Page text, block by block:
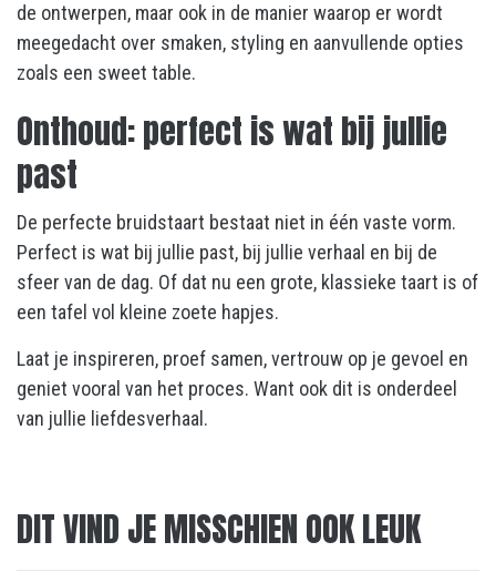
de ontwerpen, maar ook in de manier waarop er wordt
meegedacht over smaken, styling en aanvullende opties
zoals een sweet table.
Onthoud: perfect is wat bij jullie
past
De perfecte bruidstaart bestaat niet in één vaste vorm.
Perfect is wat bij jullie past, bij jullie verhaal en bij de
sfeer van de dag. Of dat nu een grote, klassieke taart is of
een tafel vol kleine zoete hapjes.
Laat je inspireren, proef samen, vertrouw op je gevoel en
geniet vooral van het proces. Want ook dit is onderdeel
van jullie liefdesverhaal.
DIT VIND JE MISSCHIEN OOK LEUK